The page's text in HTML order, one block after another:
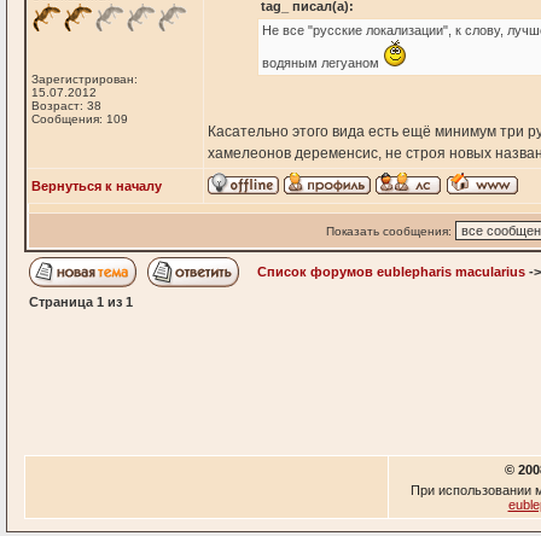
Зарегистрирован:
15.07.2012
Возраст: 38
Сообщения: 109
tag_ писал(а):
Не все "русские локализации", к слову,
водяным легуаном
Касательно этого вида есть ещё минимум три
хамелеонов деременсис, не строя новых
Вернуться к началу
Показать сообщения:
Список форумов eublepharis macularius -
Страница 1 из 1
©
При использовании